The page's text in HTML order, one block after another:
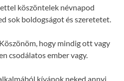
köszöntelek névnapod
sok boldogságot és szeretetet.
hogy mindig ott vagy
csodálatos ember vagy.
kívánok neked annyi